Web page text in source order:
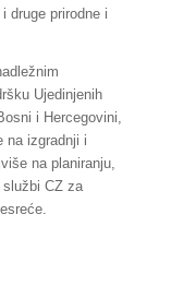
druge prirodne i
Ujedinjenih
i Hercegovini,
na izgradnji i
na planiranju,
službi CZ za